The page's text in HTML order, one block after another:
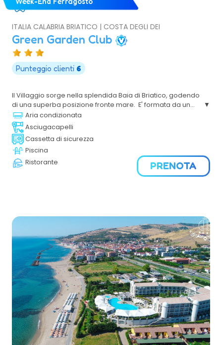
ITALIA CALABRIA BRIATICO | COSTA DEGLI DEI
Green Garden Club
Punteggio clienti 6
Il Villaggio sorge nella splendida Baia di Briatico, godendo
di una superba posizione fronte mare. E' formata da un
corpo centrale dove sono ubicati i vari servizi e da diverse
villette sparse in cui è possibile alloggiare in camere e in
appartamenti.
Aria condizionata
Asciugacapelli
Cassetta di sicurezza
Piscina
Ristorante
PRENOTA